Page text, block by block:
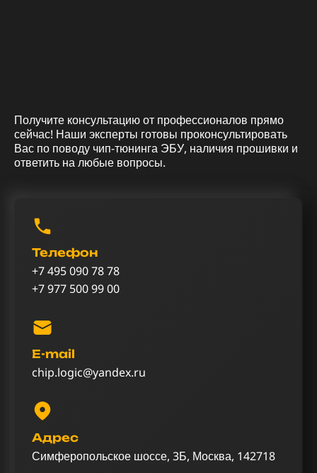
Получите консультацию от профессионалов прямо
сейчас! Наши эксперты готовы проконсультировать
Вас по поводу чип-тюнинга ЭБУ, наличия прошивки и
ответить на любые вопросы.
Телефон
+7 495 090 78 78
+7 977 500 99 00
E-mail
chip.logic@yandex.ru
Адрес
Симферопольское шоссе, 3Б, Москва, 142718